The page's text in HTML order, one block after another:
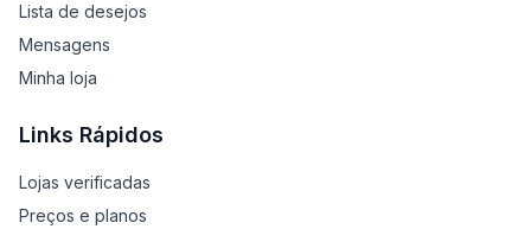
Lista de desejos
Mensagens
Minha loja
Links Rápidos
Lojas verificadas
Preços e planos